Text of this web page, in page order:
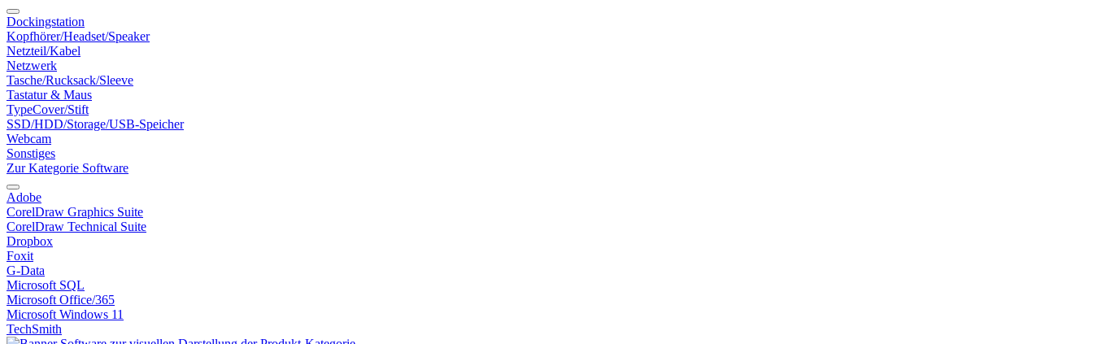
Dockingstation
Kopfhörer/Headset/Speaker
Netzteil/Kabel
Netzwerk
Tasche/Rucksack/Sleeve
Tastatur & Maus
TypeCover/Stift
SSD/HDD/Storage/USB-Speicher
Webcam
Sonstiges
Zur Kategorie Software
Adobe
CorelDraw Graphics Suite
CorelDraw Technical Suite
Dropbox
Foxit
G-Data
Microsoft SQL
Microsoft Office/365
Microsoft Windows 11
TechSmith